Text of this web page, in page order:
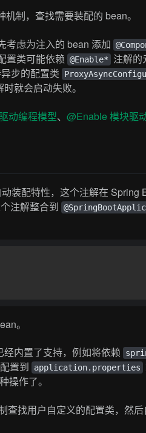
制，查找需要装配的 bean。
考虑为注入的 bean 添加
置类可能依赖 @Enable*
注解的
步的配置类
时就会启动失败。
动编程模型、@Enable 模块驱
装配特性，这个注解在 Spring
注解整合到
。
经内置了支持，例如将依赖
置到 application.properties
操作了。
查找用户自定义的配置类，然